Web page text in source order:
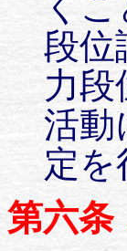
段位
力段
活動
定を
第六条